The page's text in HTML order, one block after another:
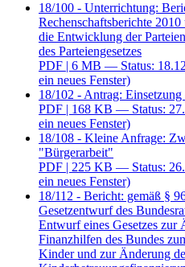
18/100 - Unterrichtung:
Rechenschaftsberichte
die Entwicklung der
des Parteiengesetzes
PDF | 6 MB — Status:
ein neues Fenster)
18/102 - Antrag: Einsetzung
PDF | 168 KB — Status:
ein neues Fenster)
18/108 - Kleine Anfrage:
"Bürgerarbeit"
PDF | 225 KB — Status:
ein neues Fenster)
18/112 - Bericht: gemäß §
Gesetzentwurf des
Entwurf eines Gesetzes zur
Finanzhilfen des Bundes
Kinder und zur Änderung